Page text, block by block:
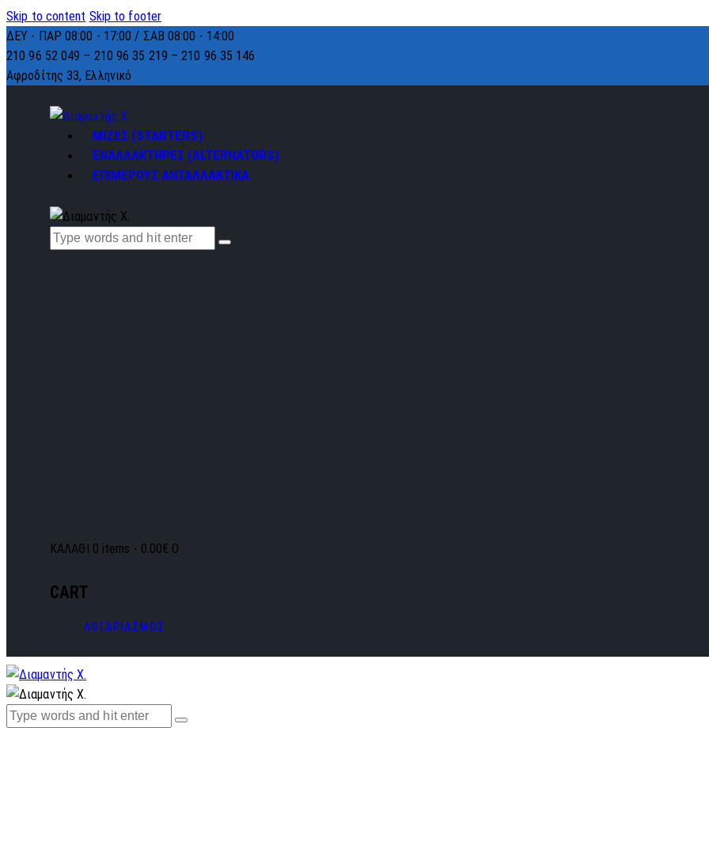
Skip to content Skip to footer
ΔΕΥ - ΠΑΡ 08:00 - 17:00 / ΣΑΒ 08:00 - 14:00
210 96 52 049 – 210 96 35 219 –210 96 35 146
Αφροδίτης 33, Ελληνικό
ΜΙΖΕΣ (STARTERS)
ΕΝΑΛΛΑΚΤΗΡΕΣ (ALTERNATORS)
ΕΠΙΜΕΡΟΥΣ ΑΝΤΑΛΛΑΚΤΙΚΑ
ΚΑΛΑΘΙ 0 items - 0.00€ 0
CART
ΛΟΓΑΡΙΑΣΜΟΣ